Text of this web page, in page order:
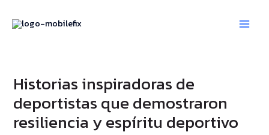
Historias inspiradoras de
deportistas que demostraron
resiliencia y espíritu deportivo
navigation